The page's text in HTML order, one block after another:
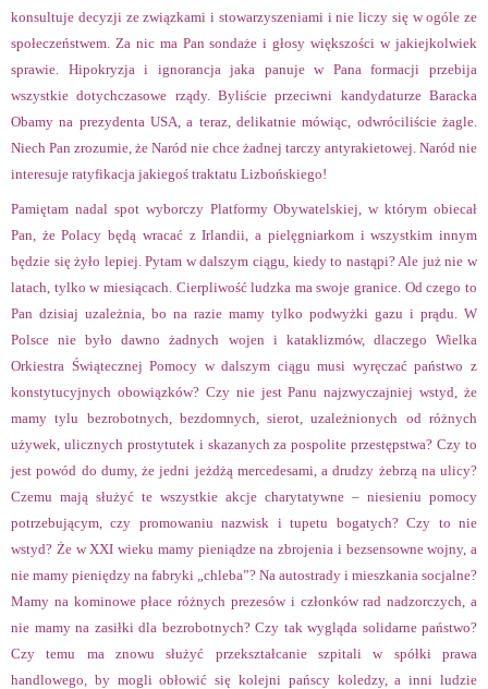
konsultuje decyzji ze związkami i stowarzyszeniami i nie liczy się w ogóle ze
społeczeństwem. Za nic ma Pan sondaże i głosy większości w jakiejkolwiek
sprawie. Hipokryzja i ignorancja jaka panuje w Pana formacji przebija
wszystkie dotychczasowe rządy. Byliście przeciwni kandydaturze Baracka
Obamy na prezydenta USA, a teraz, delikatnie mówiąc, odwróciliście żagle.
Niech Pan zrozumie, że Naród nie chce żadnej tarczy antyrakietowej. Naród nie
interesuje ratyfikacja jakiegoś traktatu Lizbońskiego!
Pamiętam nadal spot wyborczy Platformy Obywatelskiej, w którym obiecał
Pan, że Polacy będą wracać z Irlandii, a pielęgniarkom i wszystkim innym
będzie się żyło lepiej. Pytam w dalszym ciągu, kiedy to nastąpi? Ale już nie w
latach, tylko w miesiącach. Cierpliwość ludzka ma swoje granice. Od czego to
Pan dzisiaj uzależnia, bo na razie mamy tylko podwyżki gazu i prądu. W
Polsce nie było dawno żadnych wojen i kataklizmów, dlaczego Wielka
Orkiestra Świątecznej Pomocy w dalszym ciągu musi wyręczać państwo z
konstytucyjnych obowiązków? Czy nie jest Panu najzwyczajniej wstyd, że
mamy tylu bezrobotnych, bezdomnych, sierot, uzależnionych od różnych
używek, ulicznych prostytutek i skazanych za pospolite przestępstwa? Czy to
jest powód do dumy, że jedni jeżdżą mercedesami, a drudzy żebrzą na ulicy?
Czemu mają służyć te wszystkie akcje charytatywne – niesieniu pomocy
potrzebującym, czy promowaniu nazwisk i tupetu bogatych? Czy to nie
wstyd? Że w XXI wieku mamy pieniądze na zbrojenia i bezsensowne wojny, a
nie mamy pieniędzy na fabryki „chleba”? Na autostrady i mieszkania socjalne?
Mamy na kominowe płace różnych prezesów i członków rad nadzorczych, a
nie mamy na zasiłki dla bezrobotnych? Czy tak wygląda solidarne państwo?
Czy temu ma znowu służyć przekształcanie szpitali w spółki prawa
handlowego, by mogli obłowić się kolejni pańscy koledzy, a inni ludzie